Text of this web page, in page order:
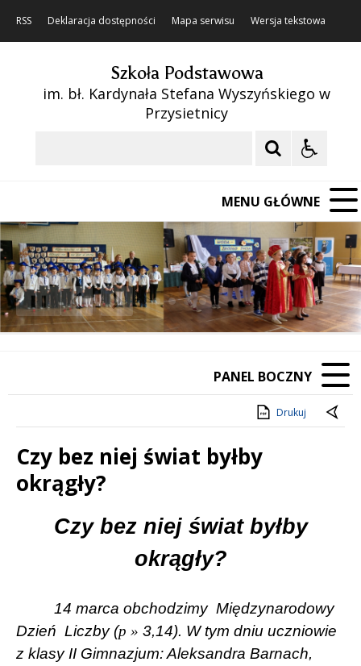
RSS Deklaracja dostępności Mapa serwisu Wersja tekstowa
Szkoła Podstawowa
im. bł. Kardynała Stefana Wyszyńskiego w
Przysietnicy
MENU GŁÓWNE
Poprzedni Element
Następny Element
❚❚
PANEL BOCZNY
Drukuj
Czy bez niej świat byłby
okrągły?
TreśćCzy bez niej świat byłby
okrągły?
14 marca obchodzimy Międzynarodowy
Dzień Liczby (p » 3,14). W tym dniu uczniowie
z klasy II Gimnazjum: Aleksandra Barnach,